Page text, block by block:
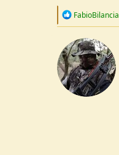
R
c
t
i
o
n
s
FabioBilancia